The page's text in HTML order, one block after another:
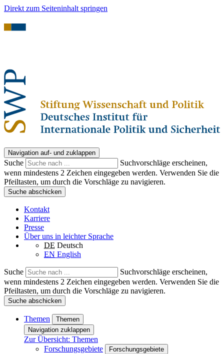
Direkt zum Seiteninhalt springen
Navigation auf- und zuklappen
Suche
Suchvorschläge erscheinen,
wenn mindestens 2 Zeichen eingegeben werden. Verwenden Sie die
Pfeiltasten, um durch die Vorschläge zu navigieren.
Suche abschicken
Kontakt
Karriere
Presse
Über uns in leichter Sprache
DE Deutsch
EN English
Suche
Suchvorschläge erscheinen,
wenn mindestens 2 Zeichen eingegeben werden. Verwenden Sie die
Pfeiltasten, um durch die Vorschläge zu navigieren.
Suche abschicken
Themen
Themen
Navigation zuklappen
Zur Übersicht: Themen
Forschungsgebiete
Forschungsgebiete